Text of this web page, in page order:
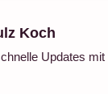
Koch
Updates mit